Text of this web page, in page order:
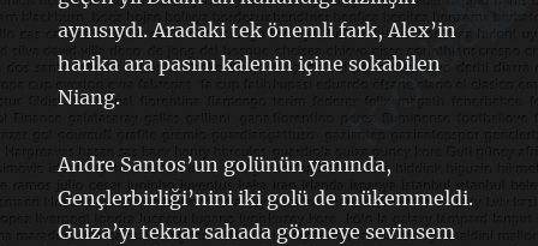
aynısıydı. Aradaki tek önemli fark, Alex’in
harika ara pasını kalenin içine sokabilen
Niang.
Andre Santos’un golünün yanında,
Gençlerbirliği’nini iki golü de mükemmeldi.
Guiza’yı tekrar sahada görmeye sevinsem